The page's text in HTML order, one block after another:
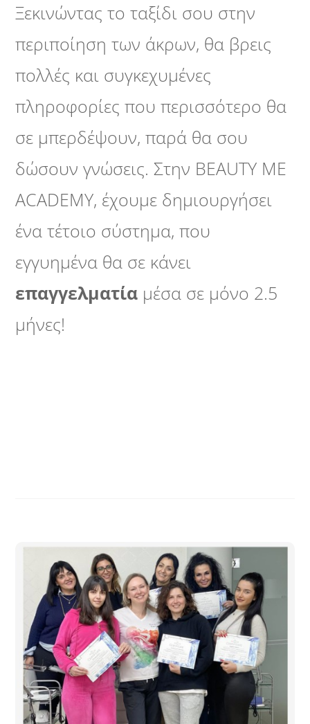
Ξεκινώντας το ταξίδι σου στην
περιποίηση των άκρων, θα βρεις
πολλές και συγκεχυμένες
πληροφορίες που περισσότερο θα
σε μπερδέψουν, παρά θα σου
δώσουν γνώσεις. Στην BEAUTY ME
ACADEMY, έχουμε δημιουργήσει
ένα τέτοιο σύστημα, που
εγγυημένα θα σε κάνει
επαγγελματία μέσα σε μόνο 2.5
μήνες!